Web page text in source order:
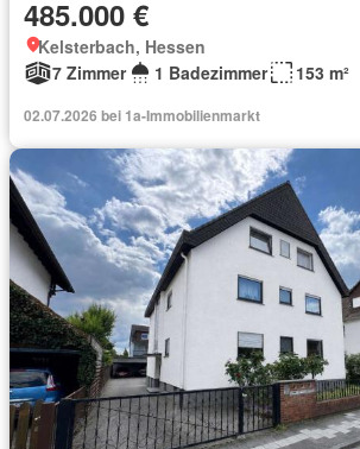
485.000 €
Kelsterbach, Hessen
7 Zimmer
1 Badezimmer 153 m²
02.07.2026 bei 1a-Immobilienmarkt